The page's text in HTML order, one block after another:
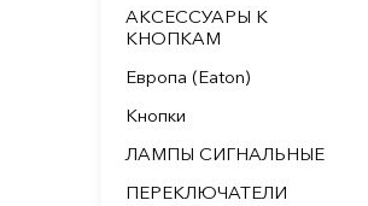
АКСЕССУАРЫ К
КНОПКАМ
Европа (Eaton)
Кнопки
ЛАМПЫ СИГНАЛЬНЫЕ
ПЕРЕКЛЮЧАТЕЛИ